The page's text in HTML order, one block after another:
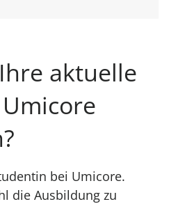
aktuelle
bei Umicore.
die Ausbildung zu